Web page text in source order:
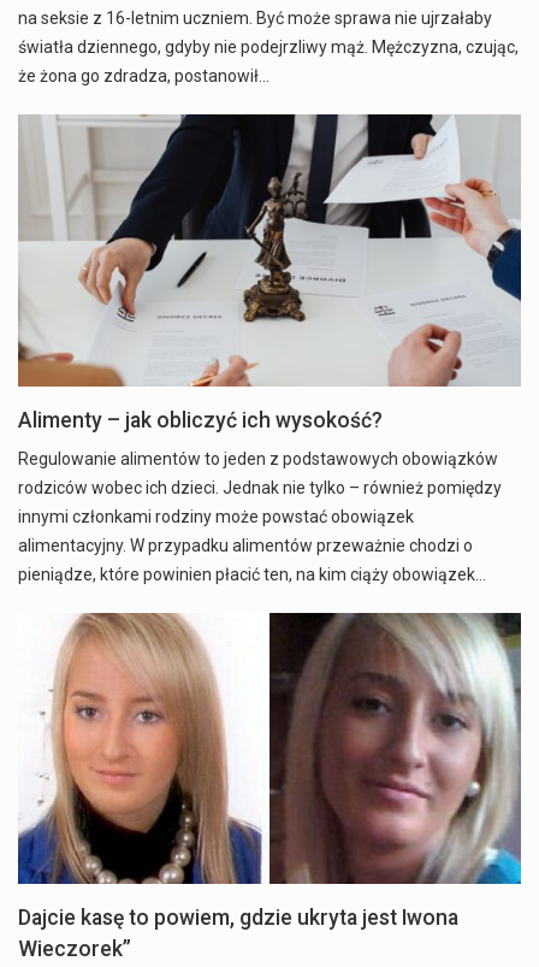
na seksie z 16-letnim uczniem. Być może sprawa nie ujrzałaby
światła dziennego, gdyby nie podejrzliwy mąż. Mężczyzna, czując,
że żona go zdradza, postanowił…
Alimenty – jak obliczyć ich wysokość?
Regulowanie alimentów to jeden z podstawowych obowiązków
rodziców wobec ich dzieci. Jednak nie tylko – również pomiędzy
innymi członkami rodziny może powstać obowiązek
alimentacyjny. W przypadku alimentów przeważnie chodzi o
pieniądze, które powinien płacić ten, na kim ciąży obowiązek…
Dajcie kasę to powiem, gdzie ukryta jest Iwona
Wieczorek”